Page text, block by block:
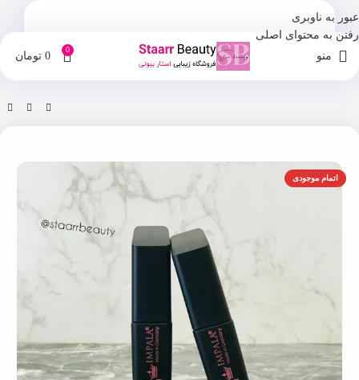
عبور به ناوبری
رفتن به محتوای اصلی
منو 0
0 تومان
خانه آرایش چشم و ابرو
اتمام موجودی